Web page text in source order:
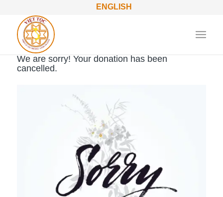
ENGLISH
We are sorry! Your donation has been
cancelled.